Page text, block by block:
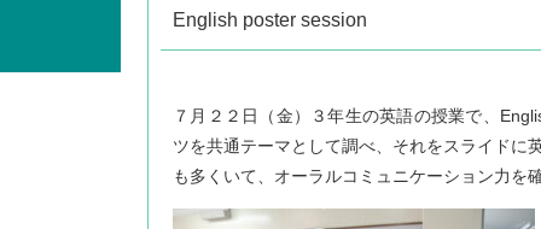
English poster session
７月２２日（金）３年生の英語の授業で、
ツを共通テーマとして調べ、それをスライドに
も多くいて、オーラルコミュニケーション力を